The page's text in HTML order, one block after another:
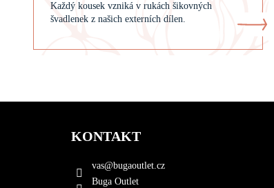
Každý kousek vzniká v rukách šikovných
švadlenek z našich externích dílen.
KONTAKT
vas@bugaoutlet.cz
Buga Outlet